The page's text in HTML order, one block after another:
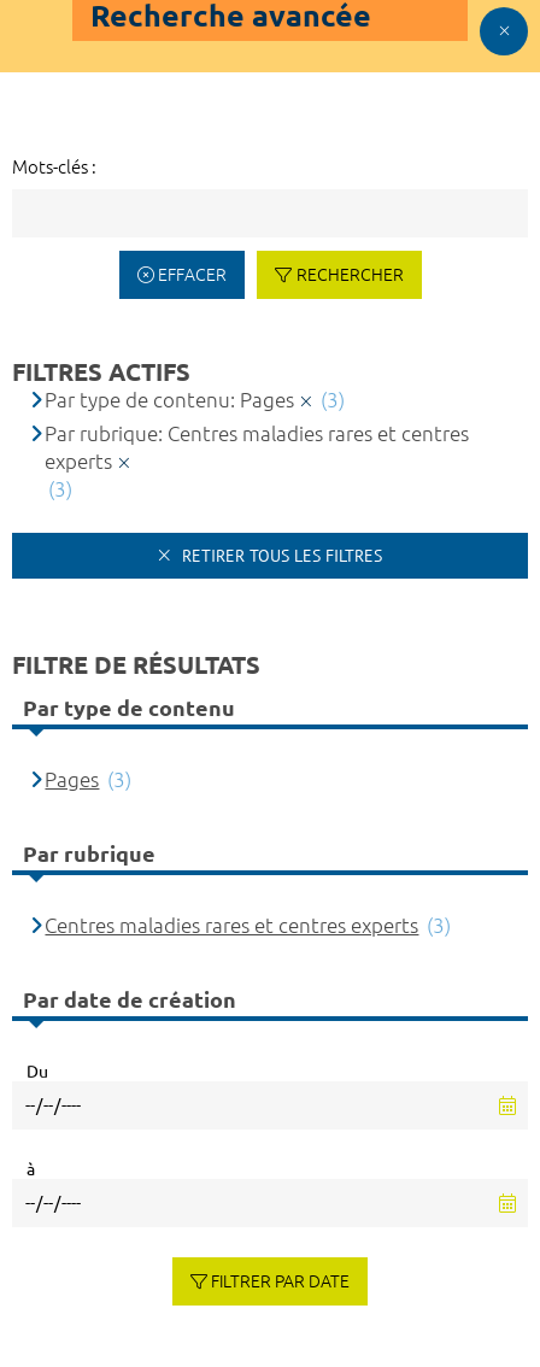
Recherche avancée
Mots-clés :
EFFACER RECHERCHER
FILTRES ACTIFS
Par type de contenu: Pages
(3)
Par rubrique: Centres maladies rares et centres
experts
(3)
RETIRER TOUS LES FILTRES
FILTRE DE RÉSULTATS
Par type de contenu
Pages (3)
Par rubrique
Centres maladies rares et centres experts (3)
Par date de création
Du
à
FILTRER PAR DATE